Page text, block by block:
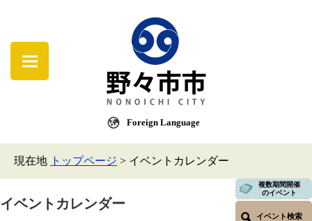
Foreign Language
現在地 トップページ > イベントカレンダー
イベントカレンダー
複数期間開催
のイベント
イベント検索